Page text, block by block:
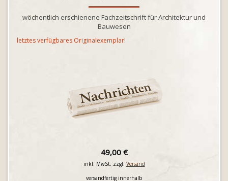
wöchentlich erschienene Fachzeitschrift für Architektur und
Bauwesen
letztes verfügbares Originalexemplar!
49,00 €
inkl. MwSt. zzgl. Versand
versandfertig innerhalb